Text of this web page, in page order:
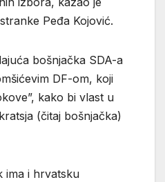
Peđa Kojović.
bošnjačka SDA-a
DF-om, koji
kako bi vlast u
(čitaj bošnjačka)
ima i hrvatsku